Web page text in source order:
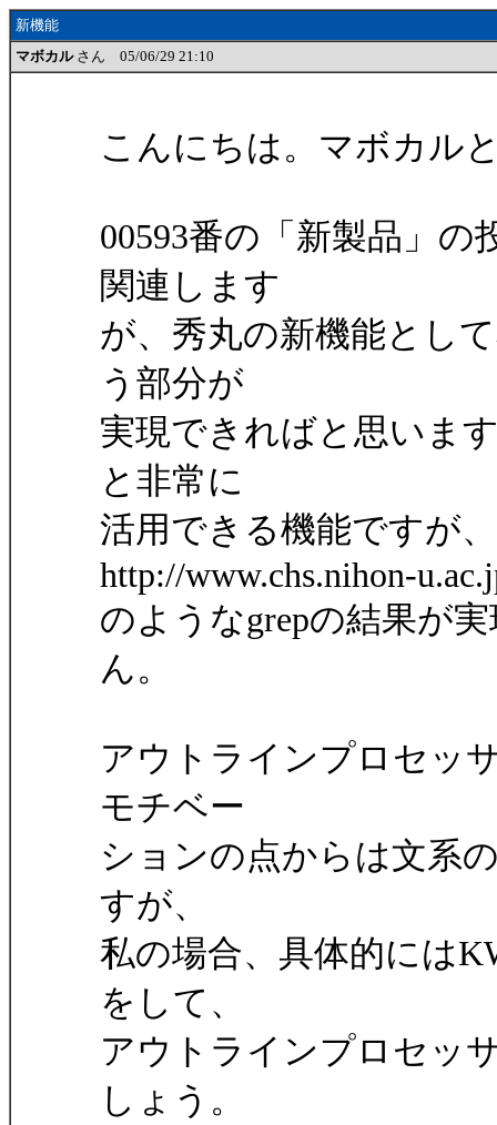
新機能
マボカルさん 05/06/29 21:10
こんにちは。マボカル
00593番の「新製品」
関連します
が、秀丸の新機能とし
う部分が
実現できればと思いま
と非常に
活用できる機能ですが
http://www.chs.nihon-
のようなgrepの結果が
ん。
アウトラインプロセッ
モチベー
ションの点からは文系
すが、
私の場合、具体的には
をして、
アウトラインプロセッ
しょう。